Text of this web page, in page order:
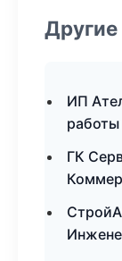
ИП
ГК